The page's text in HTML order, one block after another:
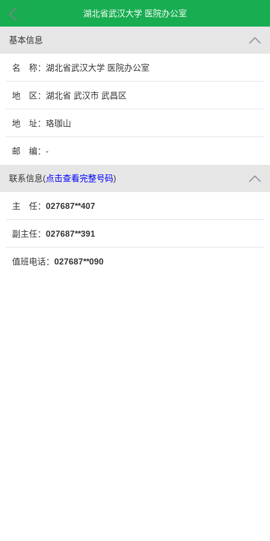
湖北省武汉大学 医院办公室
基本信息
名 称：湖北省武汉大学 医院办公室
地 区：湖北省 武汉市 武昌区
地 址：珞珈山
邮 编：-
联系信息(点击查看完整号码)
主 任： 027687**407
副主任： 027687**391
值班电话： 027687**090